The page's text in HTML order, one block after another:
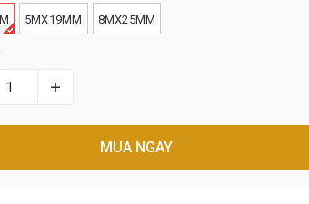
5MX19MM 8MX25MM
+
MUA NGAY